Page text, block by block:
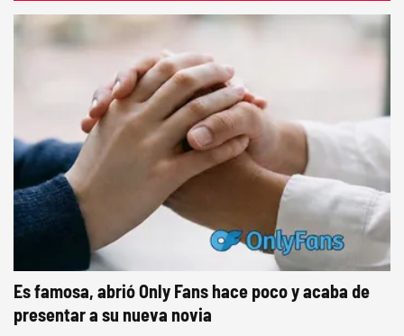
Es famosa, abrió Only Fans hace poco y acaba de
presentar a su nueva novia